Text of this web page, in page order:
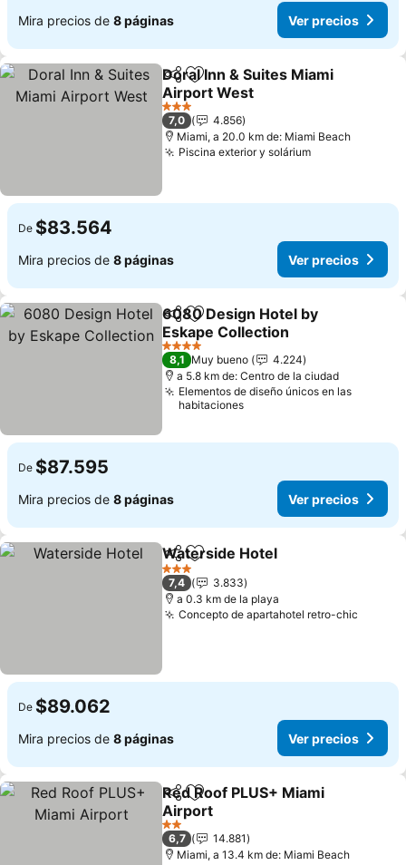
Mira precios de 8 páginas Ver precios
CompartirAgregar a favoritos
Doral Inn & Suites Miami
Airport West
Ver precios
3 Estrellas
7,0
4.856
Miami, a 20.0 km de: Miami Beach
Piscina exterior y soláriumVer precios
De $83.564
Mira precios de 8 páginas Ver precios
CompartirAgregar a favoritos
6080 Design Hotel by
Eskape Collection
Ver precios
4 Estrellas
8,1 Muy bueno
4.224
a 5.8 km de: Centro de la ciudad
Elementos de diseño únicos en las
habitaciones
De $87.595
Mira precios de 8 páginas Ver precios
CompartirAgregar a favoritos
Waterside Hotel
3 Estrellas
7,4
3.833
a 0.3 km de la playa
Concepto de apartahotel retro-chic
De $89.062
Mira precios de 8 páginas Ver precios
CompartirAgregar a favoritos
Red Roof PLUS+ Miami
Airport
Ver precios
2 Estrellas
6,7
14.881
Miami, a 13.4 km de: Miami Beach